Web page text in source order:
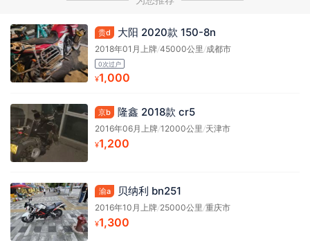
贵d 大阳 2020款 150-8n
2018年01月上牌/45000公里 /成都市
0次过户
¥1,000
京b 隆鑫 2018款 cr5
2016年06月上牌/12000公里 /天津市
¥1,200
渝a 贝纳利 bn251
2016年10月上牌/25000公里 /重庆市
¥1,300